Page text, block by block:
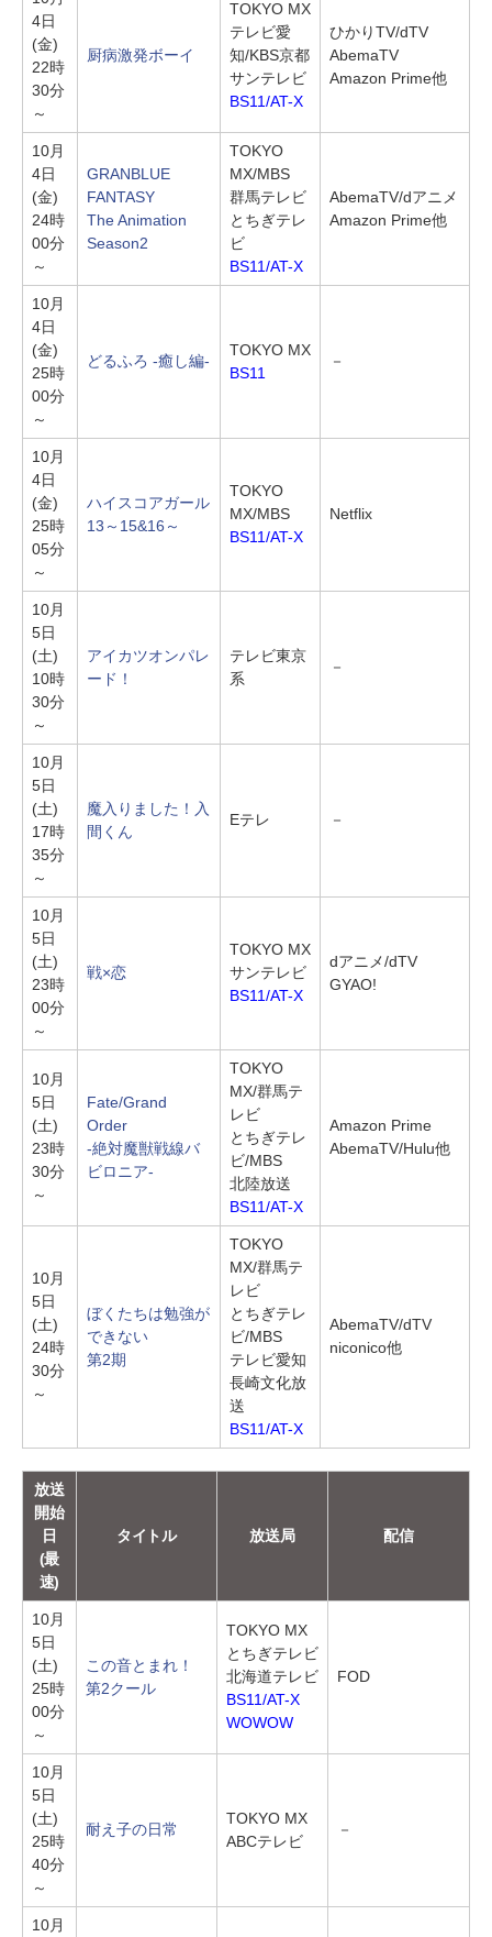
4日
(金)
22時
30分
～
厨病激発ボーイ
TOKYO MX
テレビ愛
知/KBS京都
サンテレビ
BS11/AT-X
ひかりTV/dTV
AbemaTV
Amazon Prime他
10月
4日
(金)
24時
00分
～
GRANBLUE
FANTASY
The Animation
Season2
TOKYO
MX/MBS
群馬テレビ
とちぎテレ
ビ
BS11/AT-X
AbemaTV/dアニメ
Amazon Prime他
10月
4日
(金)
25時
00分
～
どるふろ -癒し編-
TOKYO MX
BS11
－
10月
4日
(金)
25時
05分
～
ハイスコアガール
13～15&16～
TOKYO
MX/MBS
BS11/AT-X
Netflix
10月
5日
(土)
10時
30分
～
アイカツオンパレ
ード！
テレビ東京
系
－
10月
5日
(土)
17時
35分
～
魔入りました！入
間くん
Eテレ －
10月
5日
(土)
23時
00分
～
戦×恋
TOKYO MX
サンテレビ
BS11/AT-X
dアニメ/dTV
GYAO!
10月
5日
(土)
23時
30分
～
Fate/Grand
Order
-絶対魔獣戦線バ
ビロニア-
TOKYO
MX/群馬テ
レビ
とちぎテレ
ビ/MBS
北陸放送
BS11/AT-X
Amazon Prime
AbemaTV/Hulu他
10月
5日
(土)
24時
30分
～
ぼくたちは勉強が
できない
第2期
TOKYO
MX/群馬テ
レビ
とちぎテレ
ビ/MBS
テレビ愛知
長崎文化放
送
BS11/AT-X
AbemaTV/dTV
niconico他
放送
開始
日
(最
速)
タイトル 放送局 配信
10月
5日
(土)
25時
00分
～
この音とまれ！
第2クール
TOKYO MX
とちぎテレビ
北海道テレビ
BS11/AT-X
WOWOW
FOD
10月
5日
(土)
25時
40分
～
耐え子の日常
TOKYO MX
ABCテレビ
－
10月